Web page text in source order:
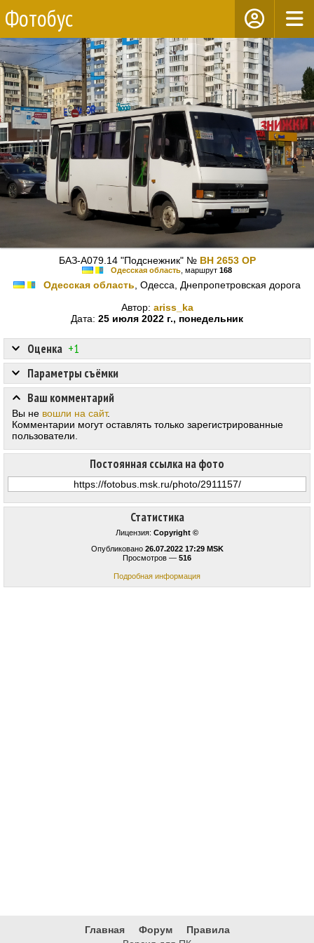
Фотобус
БАЗ-А079.14 "Подснежник" № BH 2653 OP
Одесская область , маршрут 168
Одесская область , Одесса, Днепропетровская дорога
Автор: ariss_ka
Дата: 25 июля 2022 г., понедельник
Статистика
Лицензия: Copyright ©
Опубликовано 26.07.2022 17:29 MSK
Просмотров — 516
Подробная информация
Оценка +1
Постоянная ссылка на фото
Параметры съёмки
Ваш комментарий
Вы не вошли на сайт.
Комментарии могут оставлять только зарегистрированные
пользователи.
Главная Форум
Правила